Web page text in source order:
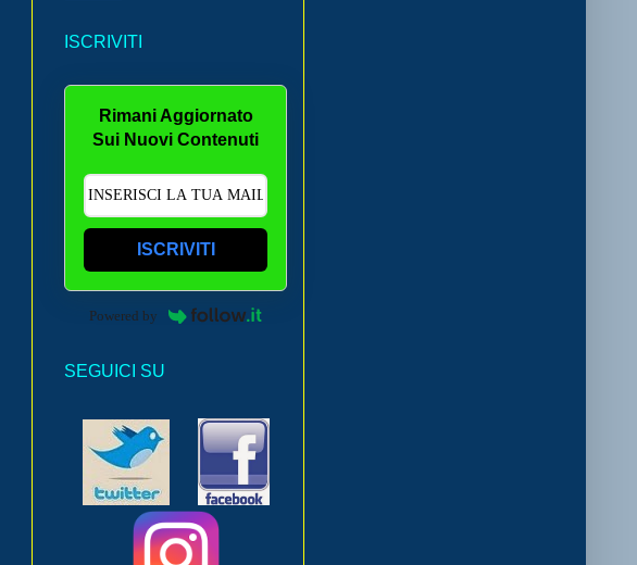
ISCRIVITI
Rimani Aggiornato
Sui Nuovi Contenuti
ISCRIVITI
Powered by
SEGUICI SU